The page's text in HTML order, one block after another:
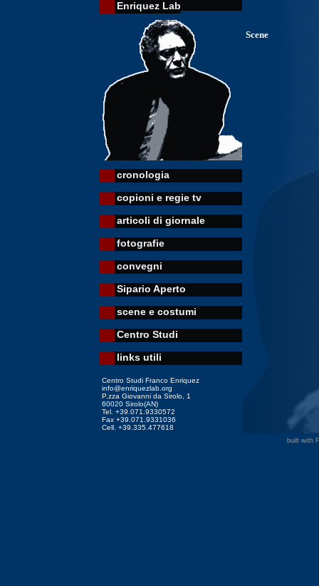
Enriquez Lab
cronologia
copioni e regie tv
articoli di giornale
fotografie
convegni
Sipario Aperto
scene e costumi
Centro Studi
links utili
Centro Studi Franco Enriquez
info@enriquezlab.org
P.zza Giovanni da Sirolo, 1
60020 Sirolo(AN)
Tel. +39.071.9330572
Fax +39.071.9331036
Cell. +39.335.477618
Scene
built with